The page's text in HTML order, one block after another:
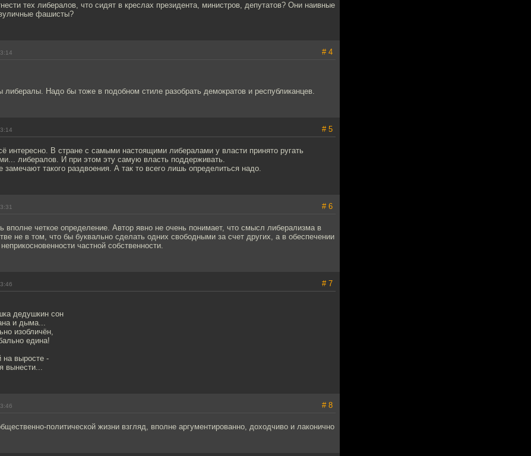
тех либералов, что сидят в креслах президента, министров, депутатов? Они наивные
фашисты?
# 4
либералы. Надо бы тоже в подобном стиле разобрать демократов и республиканцев.
# 5
интересно. В стране с самыми настоящими либералами у власти принято ругать
либералов. И при этом эту самую власть поддерживать.
замечают такого раздвоения. А так то всего лишь определиться надо.
# 6
вполне четкое определение. Автор явно не очень понимает, что смысл либерализма в
не в том, что бы буквально сделать одних свободными за счет других, а в обеспечении
частной собственности.
# 7
дедушкин сон
и дыма...
изобличён,
едина!
на выросте -
вынести...
# 8
политической жизни взгляд, вполне аргументированно, доходчиво и лаконично